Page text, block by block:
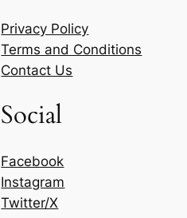
Privacy Policy
Terms and Conditions
Contact Us
Social
Facebook
Instagram
Twitter/X